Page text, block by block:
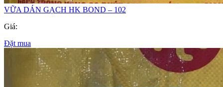
VỮA DÁN GẠCH HK BOND – 102
Giá:
Đặt mua